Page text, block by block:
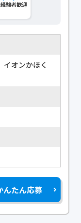
験者歓迎
オンかほく
んたん応募